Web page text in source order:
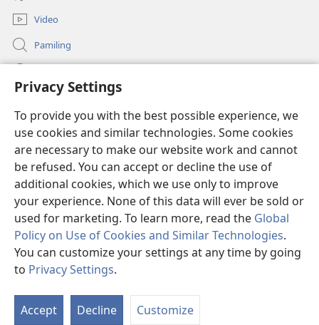
Privacy Settings
To provide you with the best possible experience, we
use cookies and similar technologies. Some cookies
are necessary to make our website work and cannot
be refused. You can accept or decline the use of
additional cookies, which we use only to improve
your experience. None of this data will ever be sold or
used for marketing. To learn more, read the Global
Policy on Use of Cookies and Similar Technologies.
You can customize your settings at any time by going
to Privacy Settings.
Accept Decline Customize
Video
Pamiling
(opens
window)Watchtower ONLINE LIBRARY
(opens
new
window)JW Hub ®
(opens
new
window)
Copyright© 2026 Watch Tower Bible and Tract Society of Pennsylvania.
MGA KONDISYON HA PAGGAMIT